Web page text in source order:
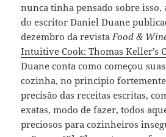
nunca tinha pensado sobre isso,
do escritor Daniel Duane
dezembro da revistaFood &
Intuitive Cook: Thomas Keller’s
Duane conta como começou
cozinha, no principio
precisão das receitas escritas,
exatas, modo de fazer, todos
preciosos para cozinheiros